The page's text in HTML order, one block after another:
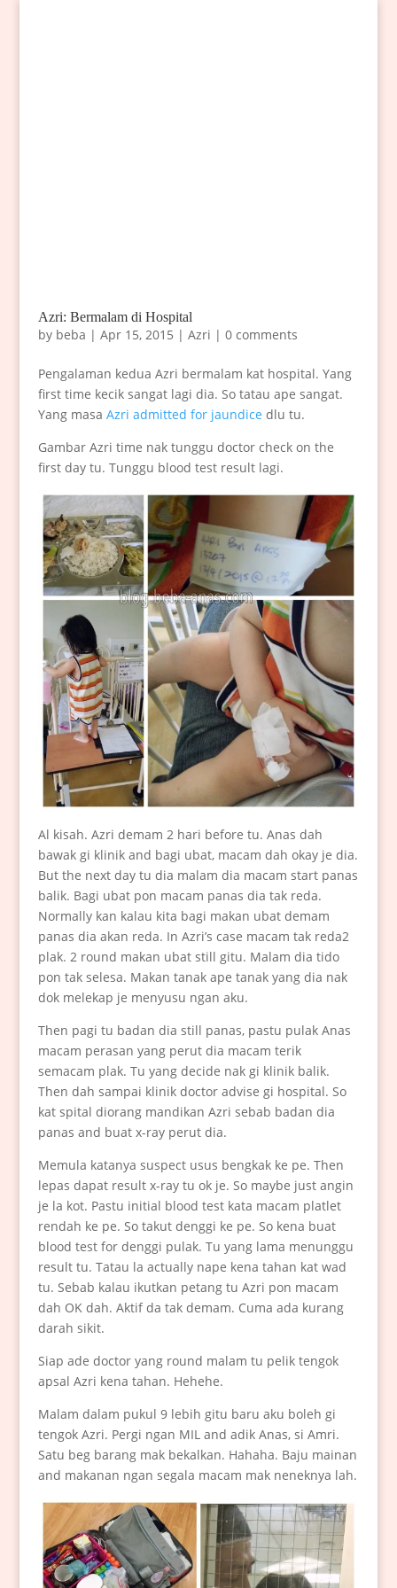
Azri: Bermalam di Hospital
by beba | Apr 15, 2015 | Azri | 0 comments
Pengalaman kedua Azri bermalam kat hospital. Yang
first time kecik sangat lagi dia. So tatau ape sangat.
Yang masa Azri admitted for jaundice dlu tu.
Gambar Azri time nak tunggu doctor check on the
first day tu. Tunggu blood test result lagi.
Al kisah. Azri demam 2 hari before tu. Anas dah
bawak gi klinik and bagi ubat, macam dah okay je dia.
But the next day tu dia malam dia macam start panas
balik. Bagi ubat pon macam panas dia tak reda.
Normally kan kalau kita bagi makan ubat demam
panas dia akan reda. In Azri’s case macam tak reda2
plak. 2 round makan ubat still gitu. Malam dia tido
pon tak selesa. Makan tanak ape tanak yang dia nak
dok melekap je menyusu ngan aku.
Then pagi tu badan dia still panas, pastu pulak Anas
macam perasan yang perut dia macam terik
semacam plak. Tu yang decide nak gi klinik balik.
Then dah sampai klinik doctor advise gi hospital. So
kat spital diorang mandikan Azri sebab badan dia
panas and buat x-ray perut dia.
Memula katanya suspect usus bengkak ke pe. Then
lepas dapat result x-ray tu ok je. So maybe just angin
je la kot. Pastu initial blood test kata macam platlet
rendah ke pe. So takut denggi ke pe. So kena buat
blood test for denggi pulak. Tu yang lama menunggu
result tu. Tatau la actually nape kena tahan kat wad
tu. Sebab kalau ikutkan petang tu Azri pon macam
dah OK dah. Aktif da tak demam. Cuma ada kurang
darah sikit.
Siap ade doctor yang round malam tu pelik tengok
apsal Azri kena tahan. Hehehe.
Malam dalam pukul 9 lebih gitu baru aku boleh gi
tengok Azri. Pergi ngan MIL and adik Anas, si Amri.
Satu beg barang mak bekalkan. Hahaha. Baju mainan
and makanan ngan segala macam mak neneknya lah.